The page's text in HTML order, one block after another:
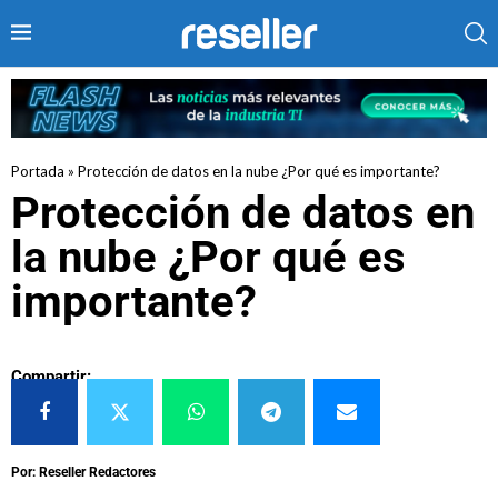
Portada » Protección de datos en la nube ¿Por qué es importante?
Protección de datos en
la nube ¿Por qué es
importante?
Compartir:
Por: Reseller Redactores